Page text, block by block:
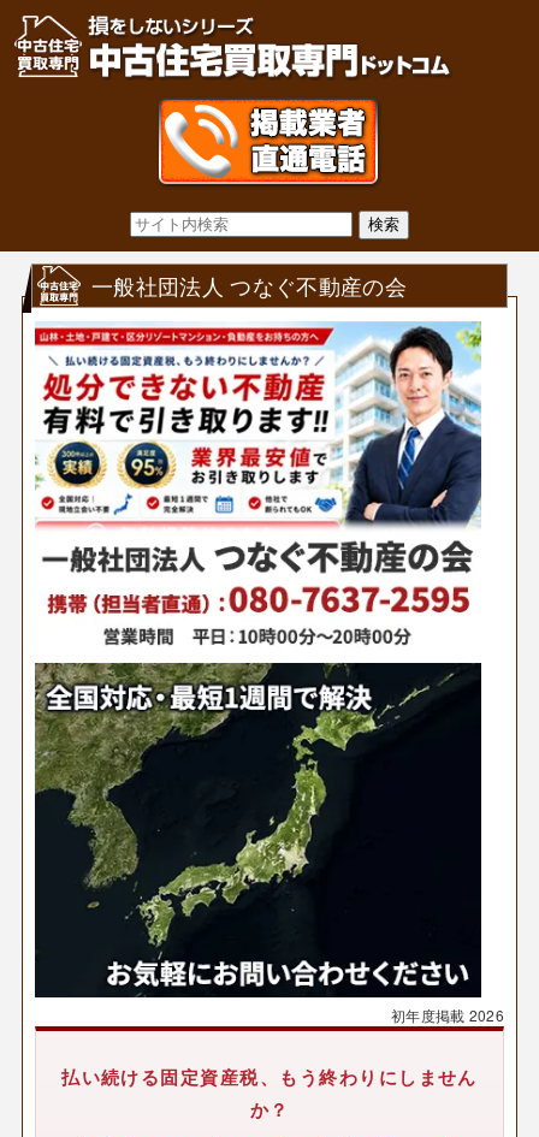
一般社団法人 つなぐ不動産の会
初年度掲載 2026
払い続ける固定資産税、もう終わりにしません
か？